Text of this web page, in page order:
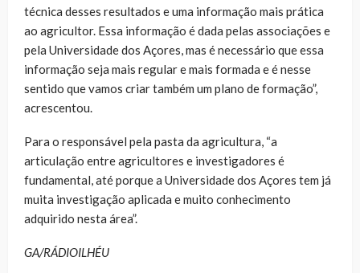
técnica desses resultados e uma informação mais prática
ao agricultor. Essa informação é dada pelas associações e
pela Universidade dos Açores, mas é necessário que essa
informação seja mais regular e mais formada e é nesse
sentido que vamos criar também um plano de formação”,
acrescentou.
Para o responsável pela pasta da agricultura, “a
articulação entre agricultores e investigadores é
fundamental, até porque a Universidade dos Açores tem já
muita investigação aplicada e muito conhecimento
adquirido nesta área”.
GA/RÁDIOILHÉU